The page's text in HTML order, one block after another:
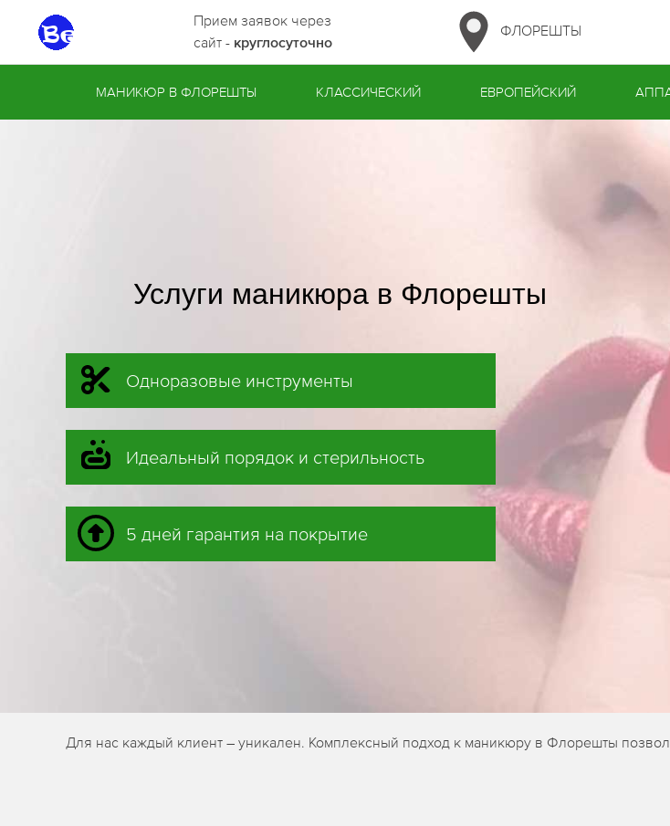
Прием заявок через
сайт - круглосуточно
ФЛОРЕШТЫ
МАНИКЮР В ФЛОРЕШТЫ КЛАССИЧЕСКИЙ ЕВРОПЕЙСКИЙ
Услуги маникюра в Флорешты
Одноразовые инструменты
Идеальный порядок и стерильность
5 дней гарантия на покрытие
Для нас каждый клиент – уникален. Комплексный подход к маникюру в Флорешты